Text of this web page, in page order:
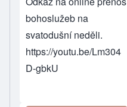
bohoslužeb na
svatodušní neděli.
https://youtu.be/Lm304
D-gbkU